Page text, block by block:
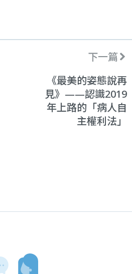
下一篇
《最美的姿態說再
見》——認識2019
年上路的「病人自
主權利法」